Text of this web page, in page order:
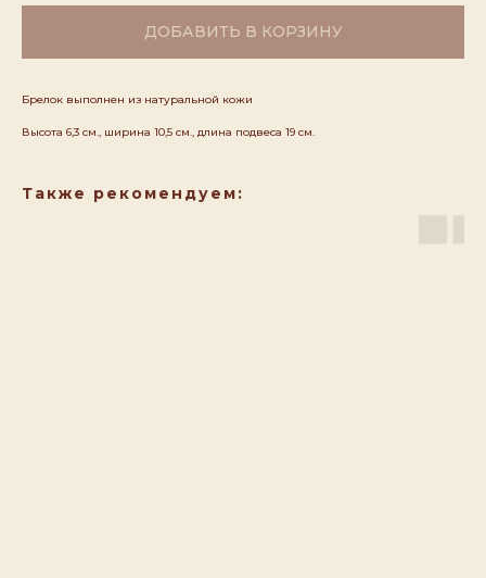
ДОБАВИТЬ В КОРЗИНУ
Брелок выполнен из натуральной кожи
Высота 6,3 см., ширина 10,5 см., длина подвеса 19 см.
Также рекомендуем: